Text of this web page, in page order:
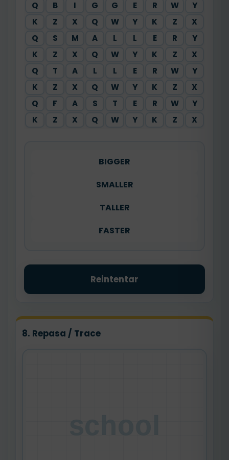
Q B I G G E R W
Y
K
Z X Q W Y K Z
X
Q
S M A L L E R
Y
K
Z X Q W Y K Z
X
Q
T A L L E R W
Y
K
Z X Q W Y K Z
X
Q
F A S T E R W
Y
K
Z X Q W Y K Z X
BIGGER
SMALLER
TALLER
FASTER
Reintentar
8. Repasa / Trace